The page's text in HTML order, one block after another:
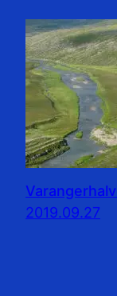
2019.09.27